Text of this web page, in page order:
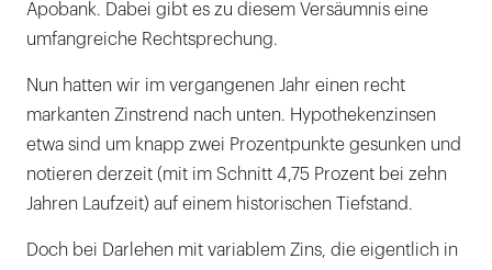
Apobank. Dabei gibt es zu diesem Versäumnis eine
umfangreiche Rechtsprechung.
Nun hatten wir im vergangenen Jahr einen recht
markanten Zinstrend nach unten. Hypothekenzinsen
etwa sind um knapp zwei Prozentpunkte gesunken und
notieren derzeit (mit im Schnitt 4,75 Prozent bei zehn
Jahren Laufzeit) auf einem historischen Tiefstand.
Doch bei Darlehen mit variablem Zins, die eigentlich in